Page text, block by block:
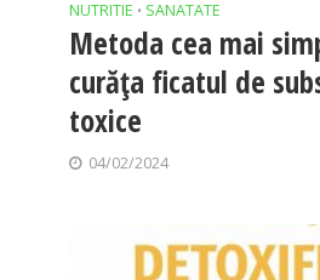
NUTRITIE • SANATATE
Metoda cea mai
curăța ficatul de
toxice
04/02/2024